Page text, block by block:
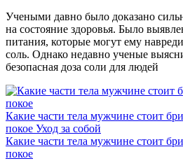
Учеными давно было доказано
на состояние здоровья. Было
питания, которые могут ему
соль. Однако недавно ученые
безопасная доза соли для людей
Какие части тела мужчине стоит
покое Уход за собой
Какие части тела мужчине стоит
покое